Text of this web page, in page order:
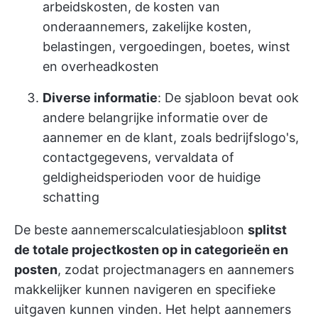
arbeidskosten, de kosten van
onderaannemers, zakelijke kosten,
belastingen, vergoedingen, boetes, winst
en overheadkosten
Diverse informatie: De sjabloon bevat ook
andere belangrijke informatie over de
aannemer en de klant, zoals bedrijfslogo's,
contactgegevens, vervaldata of
geldigheidsperioden voor de huidige
schatting
De beste aannemerscalculatiesjabloon splitst
de totale projectkosten op in categorieën en
posten, zodat projectmanagers en aannemers
makkelijker kunnen navigeren en specifieke
uitgaven kunnen vinden. Het helpt aannemers